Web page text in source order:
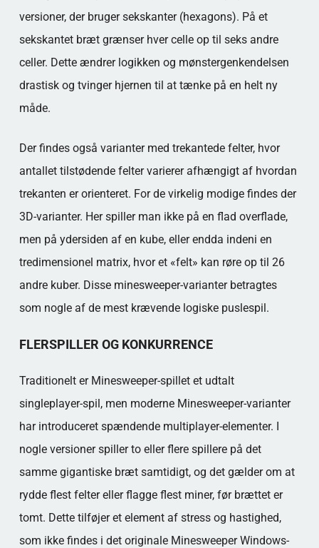
versioner, der bruger sekskanter (hexagons). På et
sekskantet bræt grænser hver celle op til seks andre
celler. Dette ændrer logikken og mønstergenkendelsen
drastisk og tvinger hjernen til at tænke på en helt ny
måde.
Der findes også varianter med trekantede felter, hvor
antallet tilstødende felter varierer afhængigt af hvordan
trekanten er orienteret. For de virkelig modige findes der
3D-varianter. Her spiller man ikke på en flad overflade,
men på ydersiden af en kube, eller endda indeni en
tredimensionel matrix, hvor et «felt» kan røre op til 26
andre kuber. Disse minesweeper-varianter betragtes
som nogle af de mest krævende logiske puslespil.
FLERSPILLER OG KONKURRENCE
Traditionelt er Minesweeper-spillet et udtalt
singleplayer-spil, men moderne Minesweeper-varianter
har introduceret spændende multiplayer-elementer. I
nogle versioner spiller to eller flere spillere på det
samme gigantiske bræt samtidigt, og det gælder om at
rydde flest felter eller flagge flest miner, før brættet er
tomt. Dette tilføjer et element af stress og hastighed,
som ikke findes i det originale Minesweeper Windows-